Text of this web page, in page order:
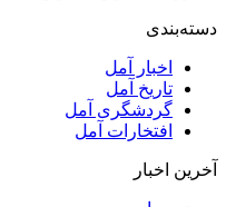
دسته‌بندی
اخبار آمل
تاریخ آمل
گردشگری آمل
افتخارات آمل
آخرین اخبار